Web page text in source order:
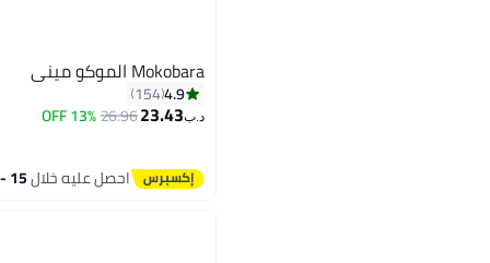
Mokobara الموكو ميني
4.9
154
د.ب‏23.43
26.96
13% OFF
احصل عليه خلال15 - 16 اغسطس